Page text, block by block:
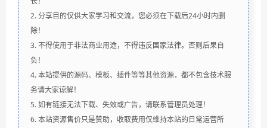
2. 分享目的仅供大家学习和交流，您必须在下载后24小时内删
除！
3. 不得使用于非法商业用途，不得违反国家法律。否则后果自
负！
4. 本站提供的源码、模板、插件等等其他资源，都不包含技术服
务请大家谅解！
5. 如有链接无法下载、失效或广告，请联系管理员处理！
6. 本站资源售价只是赞助，收取费用仅维持本站的日常运营所